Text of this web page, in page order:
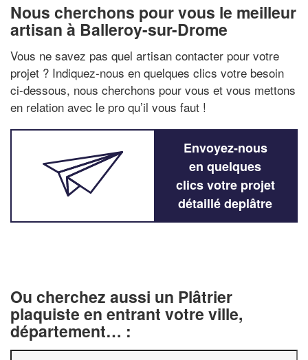
Nous cherchons pour vous le meilleur
artisan à Balleroy-sur-Drome
Vous ne savez pas quel artisan contacter pour votre
projet ? Indiquez-nous en quelques clics votre besoin
ci-dessous, nous cherchons pour vous et vous mettons
en relation avec le pro qu’il vous faut !
Envoyez-nous
en quelques
clics votre projet
détaillé deplâtre
Ou cherchez aussi un Plâtrier
plaquiste en entrant votre ville,
département… :